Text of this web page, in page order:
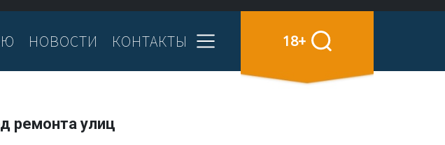
НОВОСТИ КОНТАКТЫ 18+
ремонта улиц